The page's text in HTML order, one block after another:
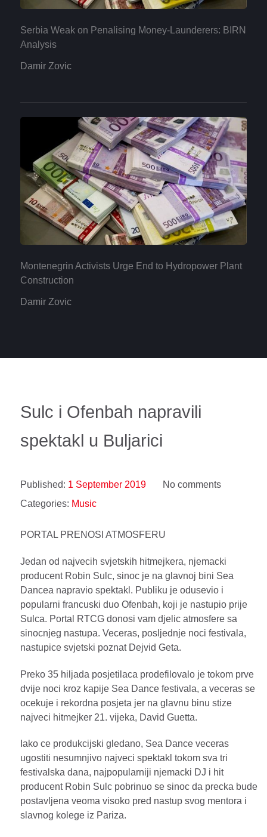
Serbia Weak on Penalising Money-Launderers: BIRN
Analysis
Damir Zovic
Montenegrin Activists Urge End to Hydropower Plant
Construction
Damir Zovic
Sulc i Ofenbah napravili
spektakl u Buljarici
Published: 1 September 2019
No comments
Categories: Music
PORTAL PRENOSI ATMOSFERU
Jedan od najvecih svjetskih hitmejkera, njemacki
producent Robin Sulc, sinoc je na glavnoj bini Sea
Dancea napravio spektakl. Publiku je odusevio i
popularni francuski duo Ofenbah, koji je nastupio prije
Sulca. Portal RTCG donosi vam djelic atmosfere sa
sinocnjeg nastupa. Veceras, posljednje noci festivala,
nastupice svjetski poznat Dejvid Geta.
Preko 35 hiljada posjetilaca prodefilovalo je tokom prve
dvije noci kroz kapije Sea Dance festivala, a veceras se
ocekuje i rekordna posjeta jer na glavnu binu stize
najveci hitmejker 21. vijeka, David Guetta.
Iako ce produkcijski gledano, Sea Dance veceras
ugostiti nesumnjivo najveci spektakl tokom sva tri
festivalska dana, najpopularniji njemacki DJ i hit
producent Robin Sulc pobrinuo se sinoc da precka bude
postavljena veoma visoko pred nastup svog mentora i
slavnog kolege iz Pariza.